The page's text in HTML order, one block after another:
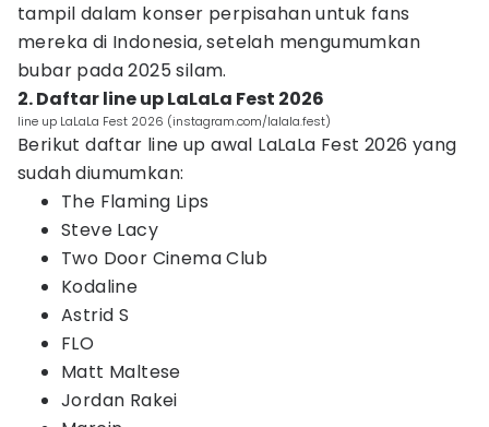
tampil dalam konser perpisahan untuk fans
mereka di Indonesia, setelah mengumumkan
bubar pada 2025 silam.
2. Daftar line up LaLaLa Fest 2026
line up LaLaLa Fest 2026 (instagram.com/lalala.fest)
Berikut daftar line up awal LaLaLa Fest 2026 yang
sudah diumumkan:
The Flaming Lips
Steve Lacy
Two Door Cinema Club
Kodaline
Astrid S
FLO
Matt Maltese
Jordan Rakei